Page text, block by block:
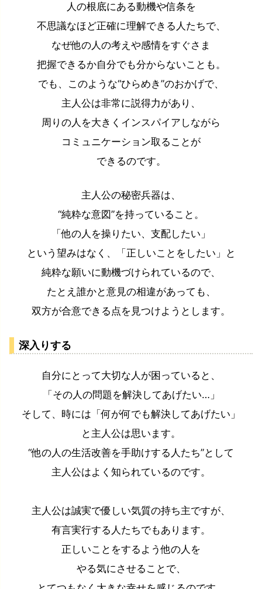
人の根底にある動機や信条を
不思議なほど正確に理解できる人たちで、
なぜ他の人の考えや感情をすぐさま
把握できるか自分でも分からないことも。
でも、このような“ひらめき”のおかげで、
主人公は非常に説得力があり、
周りの人を大きくインスパイアしながら
コミュニケーション取ることが
できるのです。
主人公の秘密兵器は、
“純粋な意図”を持っていること。
「他の人を操りたい、支配したい」
という望みはなく、「正しいことをしたい」と
純粋な願いに動機づけられているので、
たとえ誰かと意見の相違があっても、
双方が合意できる点を見つけようとします。
深入りする
自分にとって大切な人が困っていると、
「その人の問題を解決してあげたい…」
そして、時には「何が何でも解決してあげたい」
と主人公は思います。
“他の人の生活改善を手助けする人たち”として
主人公はよく知られているのです。
主人公は誠実で優しい気質の持ち主ですが、
有言実行する人たちでもあります。
正しいことをするよう他の人を
やる気にさせることで、